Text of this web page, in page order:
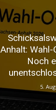
Anhalt:
Noch
5.